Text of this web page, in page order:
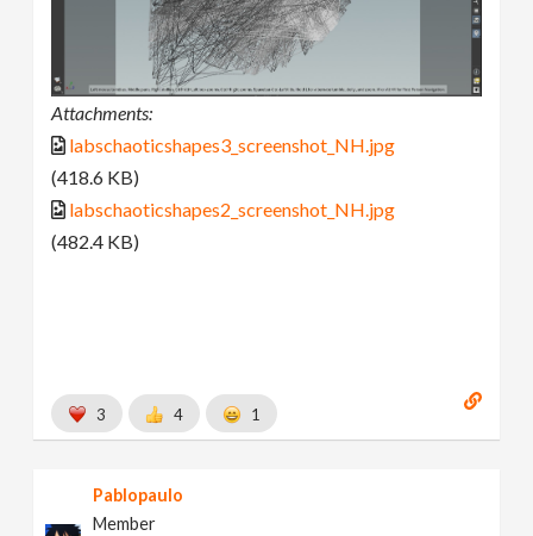
Attachments:
labschaoticshapes3_screenshot_NH.jpg
(418.6 KB)
labschaoticshapes2_screenshot_NH.jpg
(482.4 KB)
3 4 1
Pablopaulo
Member